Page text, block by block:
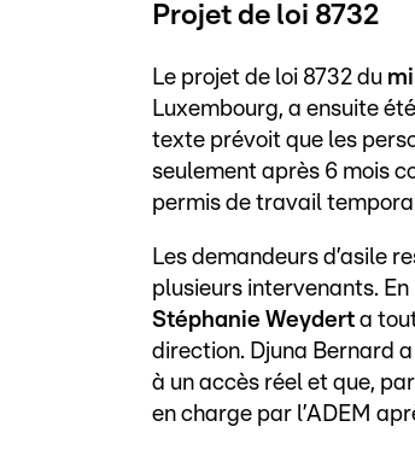
Projet de loi 8732
Le projet de loi 8732 du
Luxembourg, a ensuite
texte prévoit que les
seulement après 6 mois
permis de travail
Les demandeurs d’asile
plusieurs intervenants.
Stéphanie Weydert a
direction. Djuna Bernard
à un accès réel et que,
en charge par l’ADEM